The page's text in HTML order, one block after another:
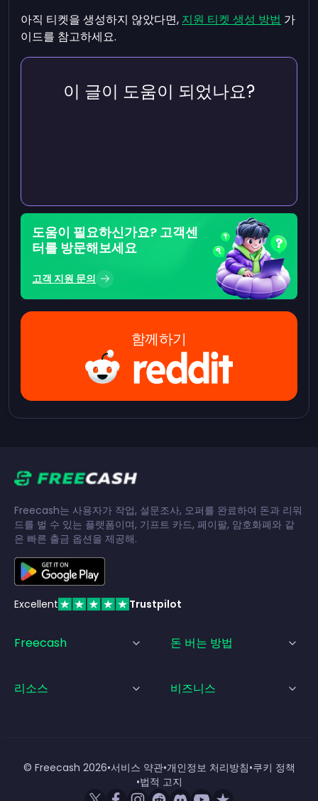
아직 티켓을 생성하지 않았다면, 지원 티켓 생성 방법 가
이드를 참고하세요.
이 글이 도움이 되었나요?
도움이 필요하신가요? 고객센
터를 방문해보세요
고객 지원 문의
함께하기
Freecash는 사용자가 작업, 설문조사, 오퍼를 완료하여 돈과 리워
드를 벌 수 있는 플랫폼이며, 기프트 카드, 페이팔, 암호화폐와 같
은 빠른 출금 옵션을 제공해.
Excellent Trustpilot
Freecash 돈 버는 방법
리소스 비즈니스
© Freecash 2026•서비스 약관•개인정보 처리방침•쿠키 정책
•법적 고지